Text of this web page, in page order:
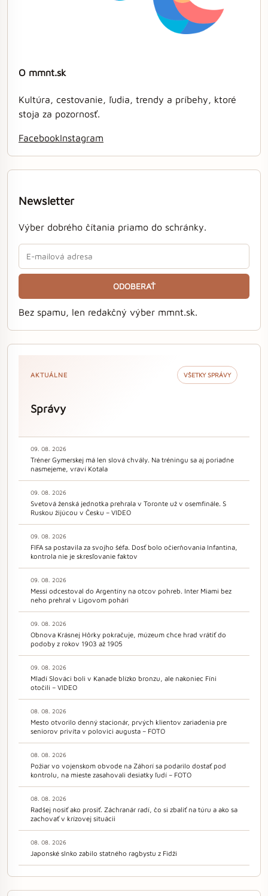
O mmnt.sk
Kultúra, cestovanie, ľudia, trendy a príbehy, ktoré
stoja za pozornosť.
FacebookInstagram
Newsletter
Výber dobrého čítania priamo do schránky.
ODOBERAŤ
Bez spamu, len redakčný výber mmnt.sk.
AKTUÁLNE VŠETKY SPRÁVY
Správy
09. 08. 2026
Tréner Gymerskej má len slová chvály. Na tréningu sa aj poriadne
nasmejeme, vraví Kotala
09. 08. 2026
Svetová ženská jednotka prehrala v Toronte už v osemfinále. S
Ruskou žijúcou v Česku – VIDEO
09. 08. 2026
FIFA sa postavila za svojho šéfa. Dosť bolo očierňovania Infantina,
kontrola nie je skresľovanie faktov
09. 08. 2026
Messi odcestoval do Argentíny na otcov pohreb. Inter Miami bez
neho prehral v Ligovom pohári
09. 08. 2026
Obnova Krásnej Hôrky pokračuje, múzeum chce hrad vrátiť do
podoby z rokov 1903 až 1905
09. 08. 2026
Mladí Slováci boli v Kanade blízko bronzu, ale nakoniec Fíni
otočili – VIDEO
08. 08. 2026
Mesto otvorilo denný stacionár, prvých klientov zariadenia pre
seniorov privíta v polovici augusta – FOTO
08. 08. 2026
Požiar vo vojenskom obvode na Záhorí sa podarilo dostať pod
kontrolu, na mieste zasahovali desiatky ľudí – FOTO
08. 08. 2026
Radšej nosiť ako prosiť. Záchranár radí, čo si zbaliť na túru a ako sa
zachovať v krízovej situácii
08. 08. 2026
Japonské slnko zabilo statného ragbystu z Fidži